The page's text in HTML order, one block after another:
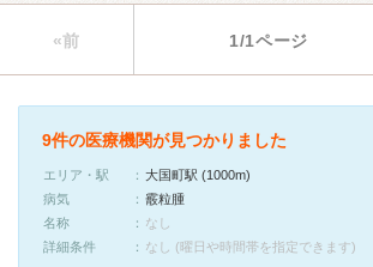
«前 1/1ページ
9件の医療機関が見つかりました
エリア・駅
大国町駅 (1000m)
病気
霰粒腫
名称
なし
詳細条件
なし (曜日や時間帯を指定できます)